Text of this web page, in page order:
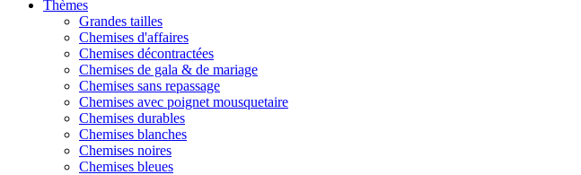
Thèmes
Grandes tailles
Chemises d'affaires
Chemises décontractées
Chemises de gala & de mariage
Chemises sans repassage
Chemises avec poignet mousquetaire
Chemises durables
Chemises blanches
Chemises noires
Chemises bleues